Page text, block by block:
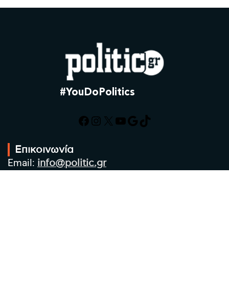
#YouDoPolitics
Facebook
Instagram
X YouTube
Google
TikTok
Επικοινωνία
Email: info@politic.gr